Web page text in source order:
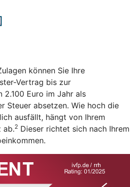
können Sie Ihre
Vertrag bis zur
2.100 Euro im Jahr als
Steuer absetzen. Wie hoch die
ausfällt, hängt von Ihrem
ab.2 Dieser richtet sich nach Ihrem